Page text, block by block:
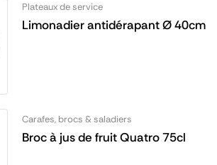
Plateaux de service
Limonadier antidérapant Ø 40cm
Carafes, brocs & saladiers
Broc à jus de fruit Quatro 75cl